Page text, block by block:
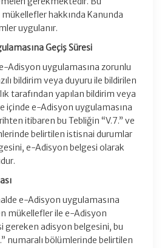
hakkında Kanunda
uygulanır.
Geçiş Süresi
Adisyon uygulamasına zorunlu
bildirim veya duyuru ile bildirilen
tarafından yapılan bildirim veya
içinde e-Adisyon uygulamasına
itibaren bu Tebliğin “V.7.” ve
belirtilen istisnai durumlar
e-Adisyon belgesi olarak
e-Adisyon uygulamasına
mükellefler ile e-Adisyon
gereken adisyon belgesini, bu
numaralı bölümlerinde belirtilen